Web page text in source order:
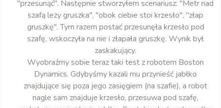
"przesunąć". Następnie stworzyłem scenariusz: "Metr nad
szafą leży gruszka", "obok ciebie stoi krzesło", "złap
gruszkę". Tym razem postać przesunęła krzesło pod
szafę, wskoczyła na nie i złapała gruszkę. Wynik był
zaskakujący.
Wyobraźmy sobie teraz taki test z robotem Boston
Dynamics. Gdybyśmy kazali mu przynieść jabłko
znajdujące się poza jego zasięgiem (na szafie), a robot
nagle sam znajduje krzesło, przesuwa pod szafę,